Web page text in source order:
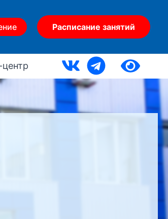
Расписание занятий